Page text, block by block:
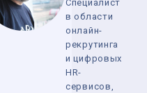
Специалист
в области
онлайн-
рекрутинга
и цифровых
HR-
сервисов,